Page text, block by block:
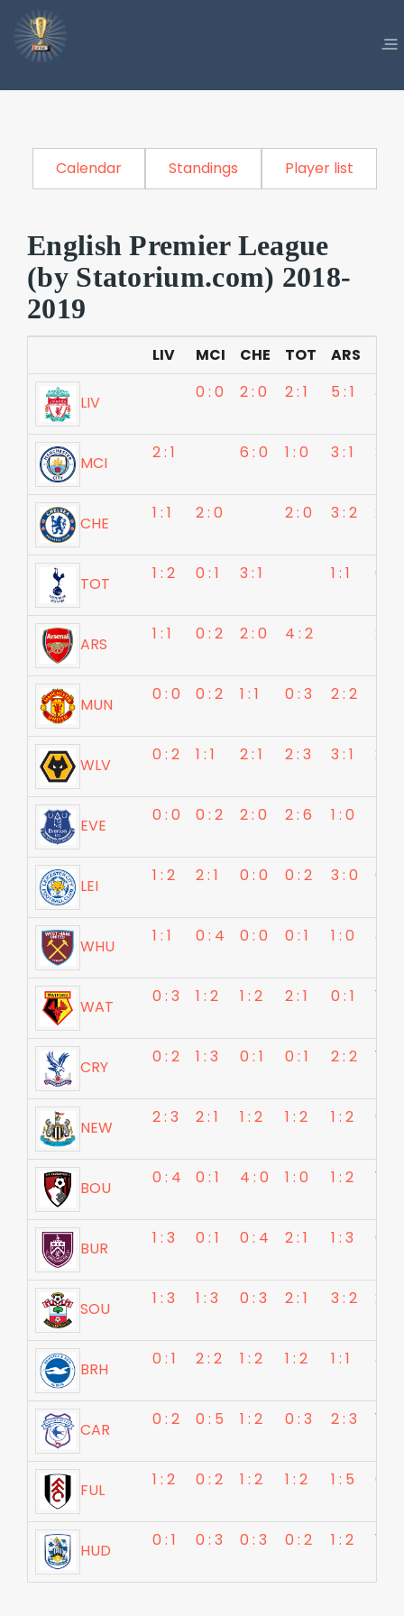
Calendar Standings Player list
English Premier League
(by Statorium.com) 2018-
2019
LIV MCI CHE TOT ARS
LIV
0 : 0 2 : 0 2 : 1 5 : 1 3 : 1
MCI
2 : 1 6 : 0 1 : 0 3 : 1 3 : 1
CHE
1 : 1 2 : 0 2 : 0 3 : 2 2 : 2
TOT
1 : 2 0 : 1 3 : 1 1 : 1 0 : 1
ARS
1 : 1 0 : 2 2 : 0 4 : 2 2 : 0
MUN
0 : 0 0 : 2 1 : 1 0 : 3 2 : 2
WLV
0 : 2 1 : 1 2 : 1 2 : 3 3 : 1 2 : 1
EVE
0 : 0 0 : 2 2 : 0 2 : 6 1 : 0
LEI
1 : 2 2 : 1 0 : 0 0 : 2 3 : 0 0 : 1
WHU
1 : 1 0 : 4 0 : 0 0 : 1 1 : 0 3 : 1
WAT
0 : 3 1 : 2 1 : 2 2 : 1 0 : 1 1 : 2
CRY
0 : 2 1 : 3 0 : 1 0 : 1 2 : 2 1 : 3
NEW
2 : 3 2 : 1 1 : 2 1 : 2 1 : 2 0 : 2
BOU
0 : 4 0 : 1 4 : 0 1 : 0 1 : 2 1 : 2
BUR
1 : 3 0 : 1 0 : 4 2 : 1 1 : 3 0 : 2
SOU
1 : 3 1 : 3 0 : 3 2 : 1 3 : 2 2 : 2
BRH
0 : 1 2 : 2 1 : 2 1 : 2 1 : 1 3 : 2
CAR
0 : 2 0 : 5 1 : 2 0 : 3 2 : 3 1 : 5
FUL
1 : 2 0 : 2 1 : 2 1 : 2 1 : 5 0 : 3
HUD
0 : 1 0 : 3 0 : 3 0 : 2 1 : 2 1 : 1